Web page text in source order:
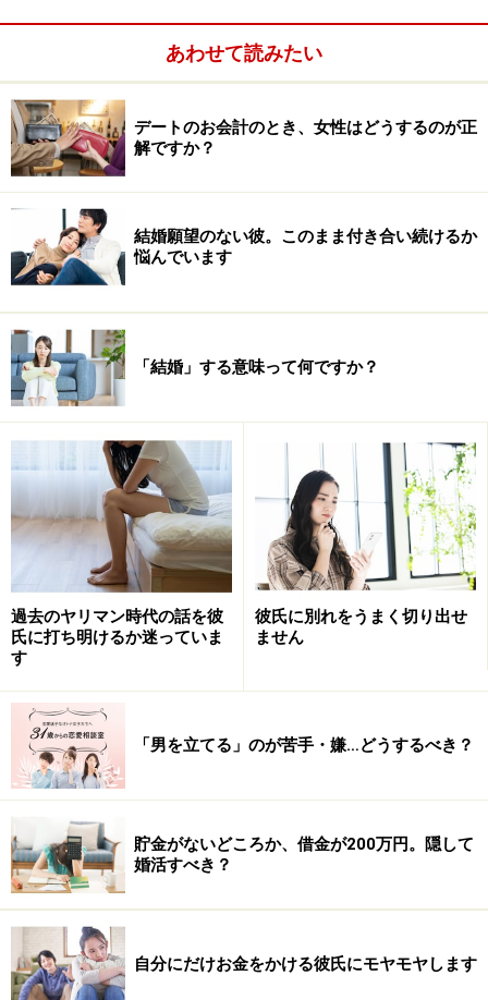
HP：だまされない女のつくり方
twitter：@hamshigesan
お悩み：初デートでファミレスに連れて行
かれたことに、モヤモヤしています
お悩み：初デートでファミレスに連れて行かれたことに、モ
ヤモヤしています
■海月さん（32歳、一般事務）のお悩み
お見合いパーティーで出会った人に、デートに誘われま
した。好印象な男性だったので、嬉しかったのですが、
連れて行かれた先が、ものすごくリーズナブルなファミ
別に、めちゃくちゃ高級なレストランを予約してほしか
ったとか、ファミレスが嫌いとか、そういうことではあ
りません。ただ、初デートがファミレスというのはちょ
っと……と思ってしまいました。
あわせて読みたい
デートのお会計のとき、女性はどうするのが正
解ですか？
結婚願望のない彼。このまま付き合い続けるか
悩んでいます
「結婚」する意味って何ですか？
過去のヤリマン時代の話を彼
氏に打ち明けるか迷っていま
す
彼氏に別れをうまく切り出せ
ません
「男を立てる」のが苦手・嫌…どうするべき？
貯金がないどころか、借金が200万円。隠して
婚活すべき？
自分にだけお金をかける彼氏にモヤモヤします